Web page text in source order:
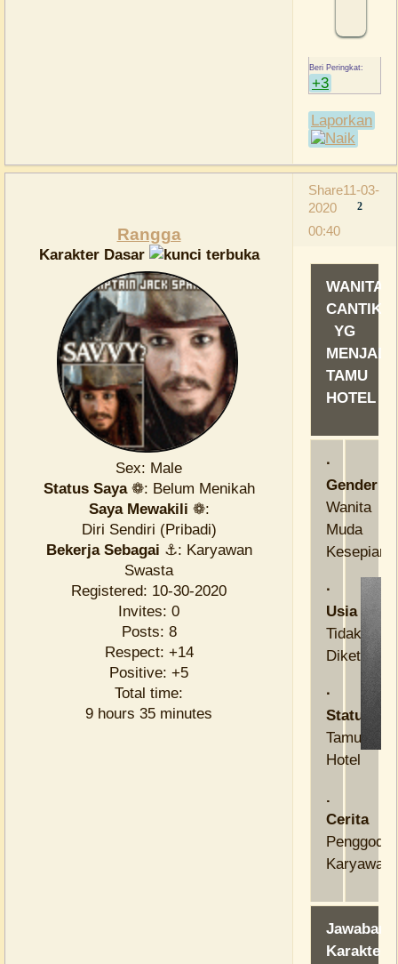
+3
Laporkan
Share
2
11-03-
2020
00:40
Rangga
Karakter Dasar
Sex: Male
Status Saya❁: Belum Menikah
Saya Mewakili ❁:
Diri Sendiri (Pribadi)
Bekerja Sebagai ⚓: Karyawan
Swasta
Registered: 10-30-2020
Invites: 0
Posts: 8
Respect: +14
Positive: +5
Total time:
9 hours 35 minutes
WANITA
CANTIK
YG
MENJADI
TAMU
HOTEL
·
Gender
Wanita
Muda
Kesepian
·
Usia
Tidak
Diketahui
·
Status
Tamu
Hotel
.
Cerita
Penggoda
Karyawan
Jawaban
Karakter